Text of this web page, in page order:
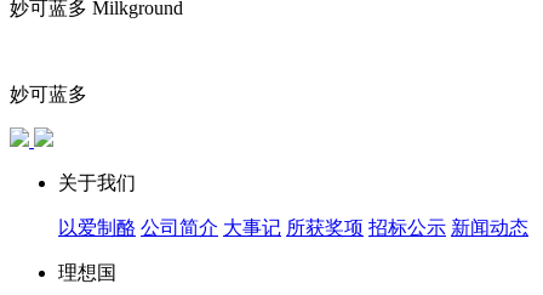
妙可蓝多 Milkground
妙可蓝多
关于我们
以爱制酪 公司简介 大事记 所获奖项 招标公示 新闻动态
理想国